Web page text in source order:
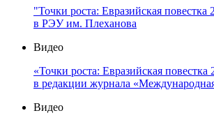
"Точки роста: Евразийская повестка
в РЭУ им. Плеханова
Видео
«Точки роста: Евразийская повестка
в редакции журнала
Видео